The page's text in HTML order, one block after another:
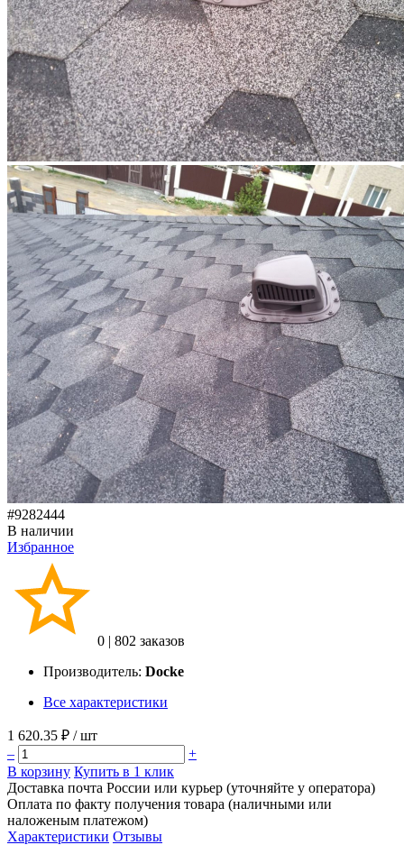
#9282444
В наличии
Избранное
0 | 802 заказов
Производитель: Docke
Все характеристики
1 620.35 ₽ / шт
–
+
В корзину Купить в 1 клик
Доставка почта России или курьер (уточняйте у оператора)
Оплата по факту получения товара (наличными или
наложеным платежом)
Характеристики Отзывы